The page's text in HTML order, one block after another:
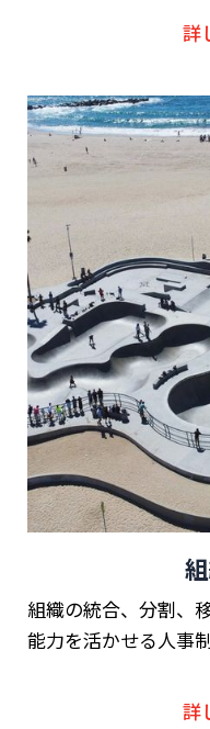
詳
組織の統合、分割、
能力を活かせる人事
詳